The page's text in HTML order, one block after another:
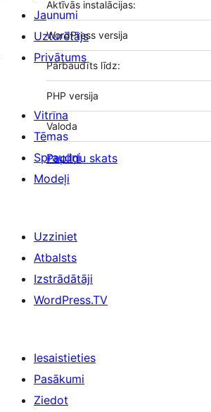
Aktīvās instalācijas:
WordPress versija
Pārbaudīts līdz:
PHP versija
Valoda
Papildu skats
Jaunumi
Uzturētājs
Privātums
Vitrīna
Tēmas
Spraudņi
Modeļi
Uzziniet
Atbalsts
Izstrādātāji
WordPress.TV
Iesaistieties
Pasākumi
Ziedot